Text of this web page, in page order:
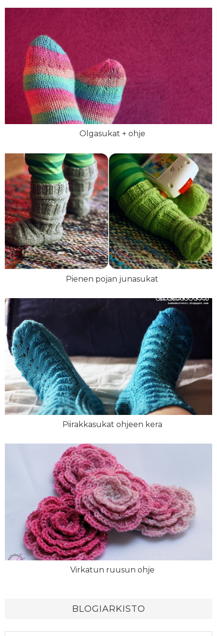
Olgasukat + ohje
Pienen pojan junasukat
Piirakkasukat ohjeen kera
Virkatun ruusun ohje
BLOGIARKISTO